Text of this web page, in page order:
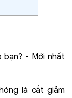
là cắt giảm